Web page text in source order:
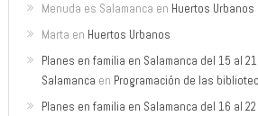
Menuda es Salamanca en Huertos Urbanos
Marta en Huertos Urbanos
Planes en familia en Salamanca del 15 al
Salamanca en Programación de las
Planes en familia en Salamanca del 16 al